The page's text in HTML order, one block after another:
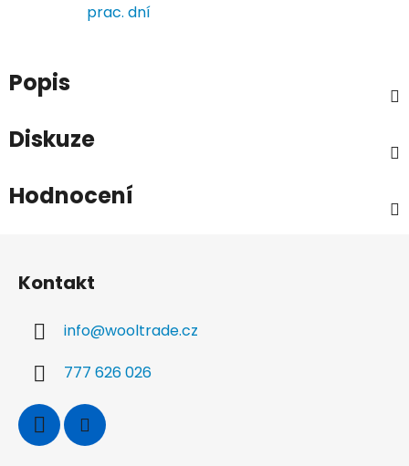
prac. dní
Popis
Diskuze
Hodnocení
Kontakt
info@wooltrade.cz
777 626 026